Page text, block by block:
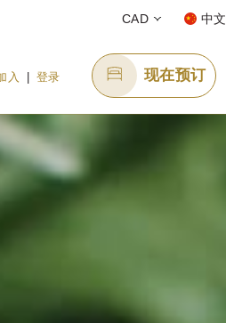
CAD 中文
入 | 登录 现在预订
发送电子邮件